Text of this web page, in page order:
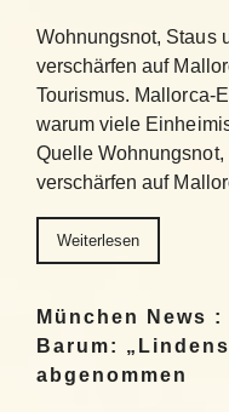
Wohnungsnot, Staus
verschärfen auf
Tourismus. Mallorca-
warum viele
Quelle
verschärfen auf
Weiterlesen
München News
Barum:
abgenommen